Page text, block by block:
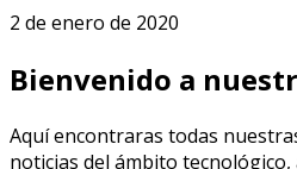
2 de enero de 2020
Bienvenido a
Aquí encontraras todas
noticias del ámbito